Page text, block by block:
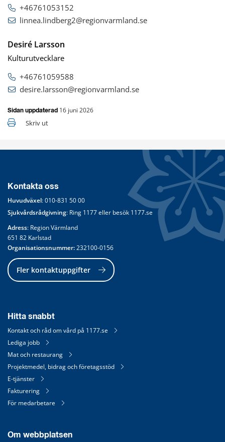
+46761053152
linnea.lindberg2@regionvarmland.se
Desiré Larsson
Kulturutvecklare
+46761059588
desire.larsson@regionvarmland.se
Sidan uppdaterad 16 juni 2026
Skriv ut
Kontakta oss
Huvudväxel: 010-831 50 00
Sjukvårdsrådgivning: Ring 1177 eller besök 1177.se
Adress: Region Värmland
651 82 Karlstad
Organisationsnummer: 232100-0156
Fler kontaktuppgifter
Hitta snabbt
Kontakt och råd om vård på 1177.se
Lediga jobb
Mat och restaurang
Projektmedel, bidrag och företagsstöd
E-tjänster
Fakturering
För medarbetare
Om webbplatsen